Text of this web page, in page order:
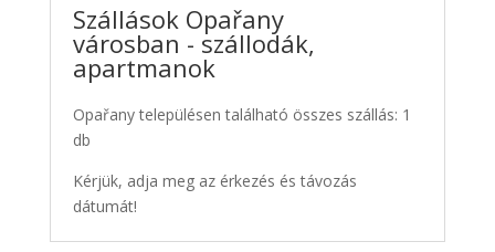
Szállások Opařany
városban - szállodák,
apartmanok
Opařany településen található összes szállás: 1
db
Kérjük, adja meg az érkezés és távozás
dátumát!